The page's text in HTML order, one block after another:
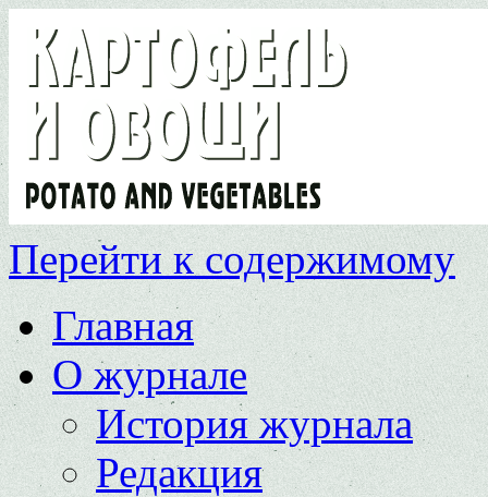
Перейти к содержимому
Главная
О журнале
История журнала
Редакция